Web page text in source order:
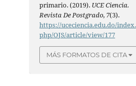
primario. (2019). UCE Ciencia.
Revista De Postgrado, 7(3).
https://uceciencia.edu.do/index.
php/OJS/article/view/177
MÁS FORMATOS DE CITA